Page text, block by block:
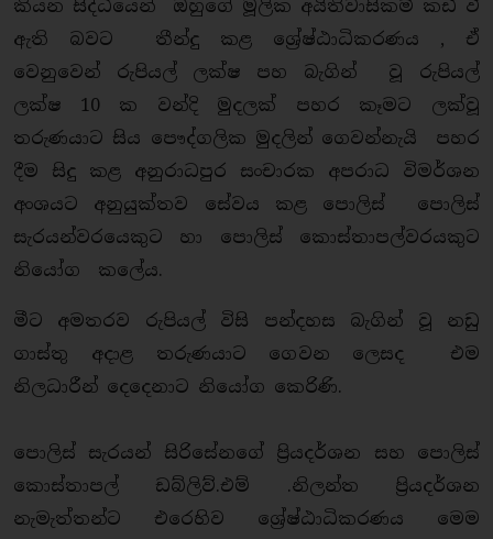
කියන සිද්ධියෙන් ඔහුගේ මූලික අයිතිවාසිකම් කඩී වී
ඇති බවට තීන්දු කළ ශ්‍රේෂ්ඨාධිකරණය , ඒ
වෙනුවෙන් රුපියල් ලක්ෂ පහ බැගින් වූ රුපියල්
ලක්ෂ 10 ක වන්දි මුදලක් පහර කෑමට ලක්වූ
තරුණයාට සිය පෞද්ගලික මුදලින් ගෙවන්නැයි පහර
දීම සිදු කළ අනුරාධපුර සංචාරක අපරාධ විමර්ශන
අංශයට අනුයුක්තව සේවය කළ පොලිස් පොලිස්
සැරයන්වරයෙකුට හා පොලිස් කොස්තාපල්වරයකුට
නියෝග කලේය.
මීට අමතරව රුපියල් විසි පන්දහස බැගින් වූ නඩු
ගාස්තු අදාළ තරුණයාට ‌ගෙවන ලෙසද එම
නිලධාරීන් දෙදෙනාට නියෝග කෙරිණි.
පොලිස් සැරයන් සිරිසේනගේ ප්‍රියදර්ශන සහ පොලිස්
කොස්තාපල් ඩබ්ලිව්.එම් .නිලන්ත ප්‍රියදර්ශන
නැමැත්තන්ට එරෙහිව ශ්‍රේෂ්ඨාධිකරණය මෙම